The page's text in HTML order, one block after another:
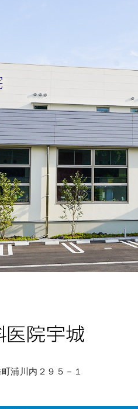
浦川内２９５－１